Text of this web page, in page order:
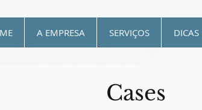
A EMPRESA SERVIÇOS DICAS
Cases